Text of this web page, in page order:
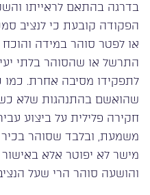
בדרגה בהתאם לראייתו
הפקודה קובעת כי לנציב
או לפטר סוהר במידה
התרשל או שהסוהר בלתי
לתפקידו מסיבה אחרת. כמו
שהואשם בהתנהגות שלא
חקירה פלילית על ביצוע
משמעת, ובלבד שסוהר
מישר לא יפוטר אלא
והושעה סוהר הרי שעל